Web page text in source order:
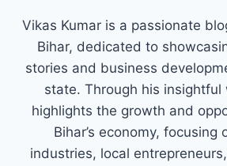
Vikas Kumar is a passionate
Bihar, dedicated to
stories and business
state. Through his insightful
highlights the growth and
Bihar’s economy, focusing
industries, local